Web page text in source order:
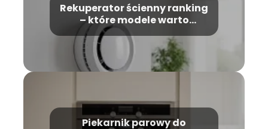
Rekuperator ścienny ranking
– które modele warto
wybrać?
Piekarnik parowy do